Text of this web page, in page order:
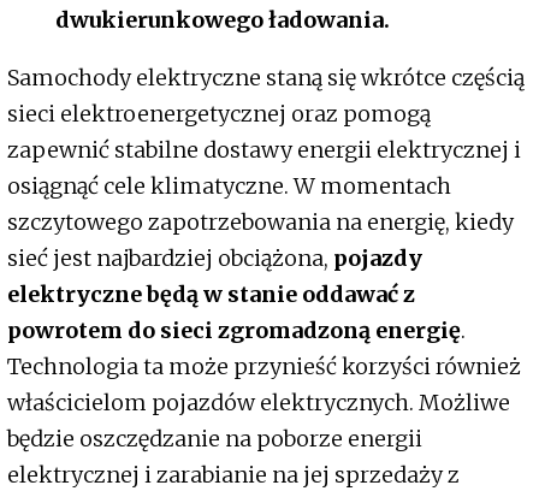
dwukierunkowego ładowania.
Samochody elektryczne staną się wkrótce częścią
sieci elektroenergetycznej oraz pomogą
zapewnić stabilne dostawy energii elektrycznej i
osiągnąć cele klimatyczne. W momentach
szczytowego zapotrzebowania na energię, kiedy
sieć jest najbardziej obciążona, pojazdy
elektryczne będą w stanie oddawać z
powrotem do sieci zgromadzoną energię.
Technologia ta może przynieść korzyści również
właścicielom pojazdów elektrycznych. Możliwe
będzie oszczędzanie na poborze energii
elektrycznej i zarabianie na jej sprzedaży z